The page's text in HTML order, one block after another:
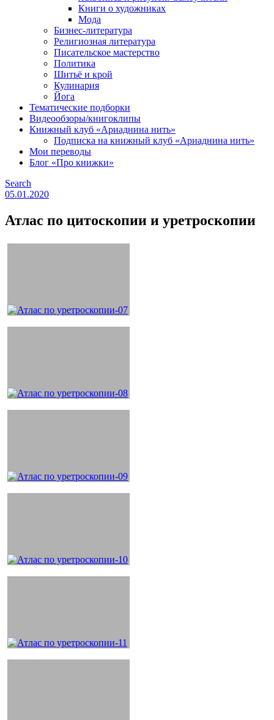
Книги о художниках
Мода
Бизнес-литература
Религиозная литература
Писательское мастерство
Политика
Шитьё и крой
Кулинария
Йога
Тематические подборки
Видеообзоры/книгоклипы
Книжный клуб «Ариаднина нить»
Подписка на книжный клуб «Ариаднина нить»
Мои переводы
Блог «Про книжки»
Search
05.01.2020
Атлас по цитоскопии и уретроскопии